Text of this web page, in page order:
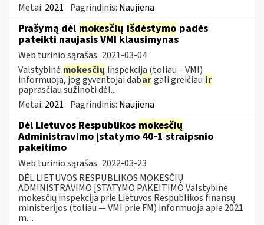
Metai: 2021 Pagrindinis: Naujiena
Prašymą dėl mokesčių išdėstymo padės
pateikti naujasis VMI klausimynas
Web turinio sąrašas 2021-03-04
Valstybinė mokesčių inspekcija (toliau – VMI)
informuoja, jog gyventojai dabargali greičiau ir
paprasčiau sužinoti dėl...
Metai: 2021 Pagrindinis: Naujiena
Dėl Lietuvos Respublikos mokesčių
Administravimo įstatymo 40-1 straipsnio
pakeitimo
Web turinio sąrašas 2022-03-23
DĖL LIETUVOS RESPUBLIKOS MOKESČIŲ
ADMINISTRAVIMO ĮSTATYMO PAKEITIMO Valstybinė
mokesčių inspekcija prie Lietuvos Respublikos finansų
ministerijos (toliau — VMI prie FM) informuoja apie 2021
m....